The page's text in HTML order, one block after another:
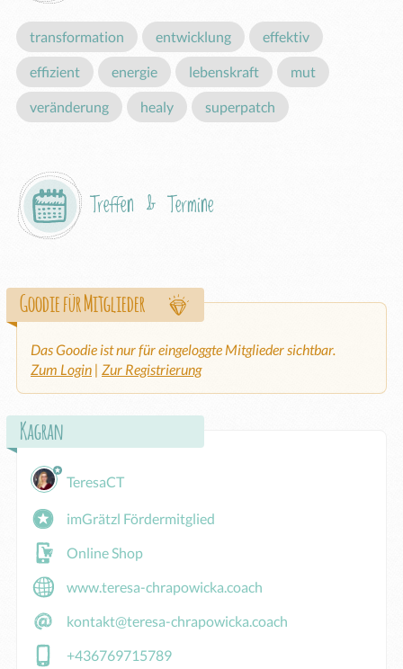
transformation entwicklung effektiv
effizient energie lebenskraft mut
veränderung healy superpatch
Treffen & Termine
Goodie für Mitglieder
Das Goodie ist nur für eingeloggte Mitglieder sichtbar.
Zum Login | Zur Registrierung
Kagran
TeresaCT
imGrätzl Fördermitglied
Online Shop
www.teresa-chrapowicka.coach
kontakt@teresa-chrapowicka.coach
+436769715789